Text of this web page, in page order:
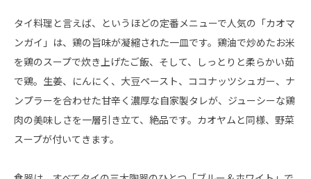
タイ料理と言えば、というほどの定番メニューで人気の「カオマ
ンガイ」は、鶏の旨味が凝縮された一皿です。鶏油で炒めたお米
を鶏のスープで炊き上げたご飯、そして、しっとりと柔らかい茹
で鶏。生姜、にんにく、大豆ペースト、ココナッツシュガー、ナ
ンプラーを合わせた甘辛く濃厚な自家製タレが、ジューシーな鶏
肉の美味しさを一層引き立て、絶品です。カオヤムと同様、野菜
スープが付いてきます。